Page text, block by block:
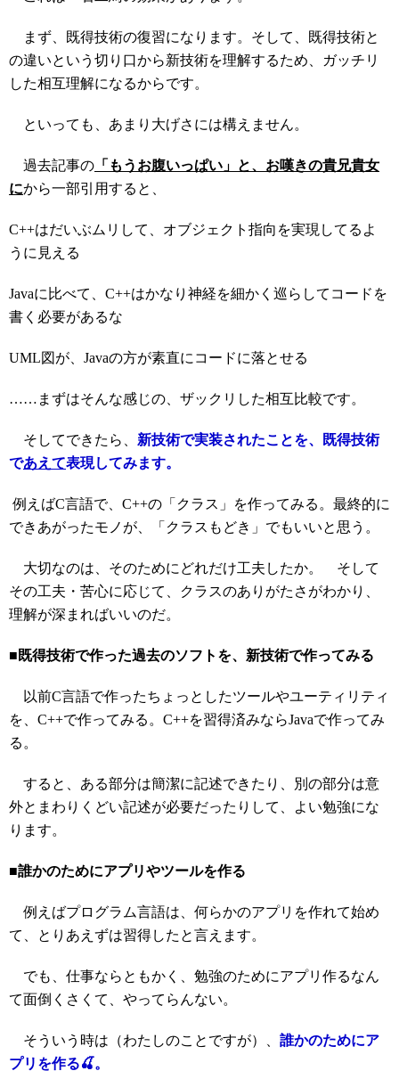
まず、既得技術の復習になります。そして、既得技術と
の違いという切り口から新技術を理解するため、ガッチリ
した相互理解になるからです。
といっても、あまり大げさには構えません。
過去記事の 「もうお腹いっぱい」と、お嘆きの貴兄貴女
にから一部引用すると、
C++はだいぶムリして、オブジェクト指向を実現してるよ
うに見える
Javaに比べて、C++はかなり神経を細かく巡らしてコードを
書く必要があるな
UML図が、Javaの方が素直にコードに落とせる
……まずはそんな感じの、ザックリした相互比較です。
そしてできたら、 新技術で実装されたことを、既得技術
であえて表現してみます。
例えばC言語で、C++の「クラス」を作ってみる。最終的に
できあがったモノが、「クラスもどき」でもいいと思う。
大切なのは、そのためにどれだけ工夫したか。 そして
その工夫・苦心に応じて、クラスのありがたさがわかり、
理解が深まればいいのだ。
■既得技術で作った過去のソフトを、新技術で作ってみる
以前C言語で作ったちょっとしたツールやユーティリティ
を、C++で作ってみる。C++を習得済みならJavaで作ってみ
る。
すると、ある部分は簡潔に記述できたり、別の部分は意
外とまわりくどい記述が必要だったりして、よい勉強にな
ります。
■誰かのためにアプリやツールを作る
例えばプログラム言語は、何らかのアプリを作れて始め
て、とりあえずは習得したと言えます。
でも、仕事ならともかく、勉強のためにアプリ作るなん
て面倒くさくて、やってらんない。
そういう時は（わたしのことですが）、 誰かのためにア
プリを作る🍒。